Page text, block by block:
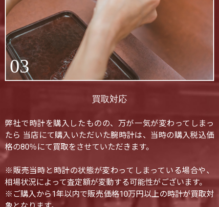
03
買取対応
弊社で時計を購入したものの、万が一気が変わってしまっ
たら 当店にて購入いただいた腕時計は、当時の購入税込価
格の80％にて買取をさせていただきます。
※販売当時と時計の状態が変わってしまっている場合や、
相場状況によって査定額が変動する可能性がございます。
※ご購入から1年以内で販売価格10万円以上の時計が買取対